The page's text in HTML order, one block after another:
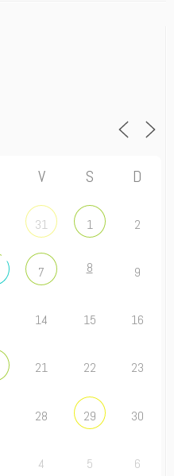
V S D
31 1 2
7 8 9
14 15 16
21 22 23
28 29 30
4 5 6